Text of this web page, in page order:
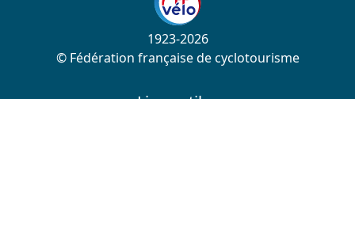
1923-2026
© Fédération française de cyclotourisme
Liens utiles